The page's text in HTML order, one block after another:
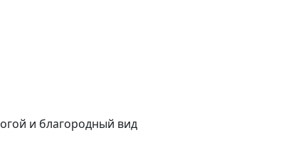
и благородный вид